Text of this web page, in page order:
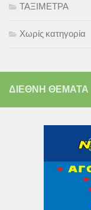
ΤΑΞΙΜΕΤΡΑ
Χωρίς κατηγορία
ΔΙΕΘΝΗ ΘΕΜΑΤΑ